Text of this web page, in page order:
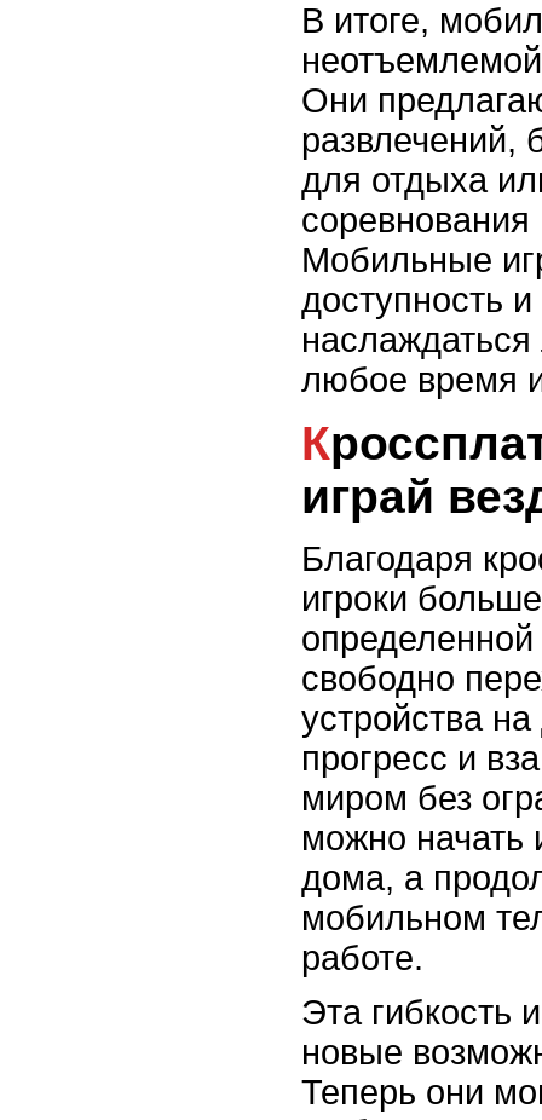
В итоге,
Они
развлечений,
для отдыха
соревнования
Мобильные
доступность
любое время
Кроссплатформенность:
играй
Благодаря
игроки
свободно
устройства
прогресс и
миром без
можно начать
дома, а
мобильном
работе.
Эта гибкость
новые
Теперь они